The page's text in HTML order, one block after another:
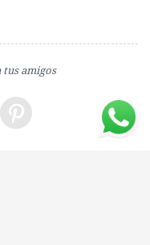
amigos